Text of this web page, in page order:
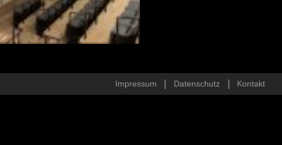
Impressum Datenschutz Kontakt